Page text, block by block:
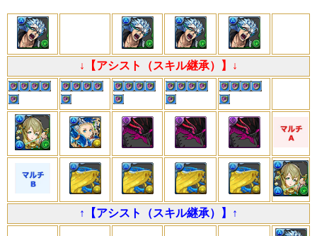
↓【アシスト（スキル継承）】↓
↑【アシスト（スキル継承）】↑